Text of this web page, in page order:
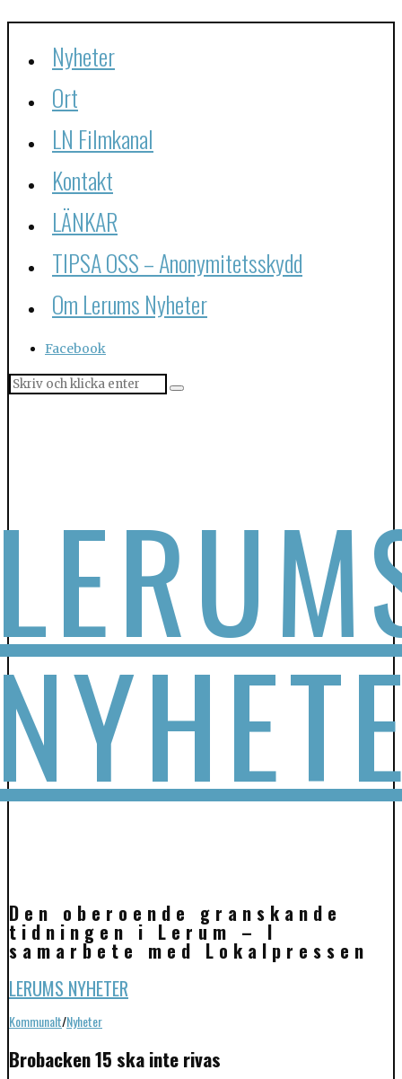
Nyheter
Ort
LN Filmkanal
Kontakt
LÄNKAR
TIPSA OSS – Anonymitetsskydd
Om Lerums Nyheter
Facebook
Den oberoende granskande
tidningen i Lerum – I
samarbete med Lokalpressen
LERUMS NYHETER
Kommunalt/Nyheter
Brobacken 15 ska inte rivas